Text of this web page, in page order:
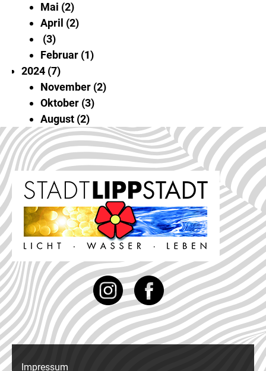
Mai 2
April
2
3
Februar 1
2024 7
November 2
Oktober 3
August 2
InstagramFacebook
Impressum